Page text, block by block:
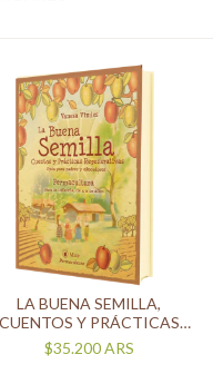
LA BUENA SEMILLA,
CUENTOS Y PRÁCTICAS
SUSTENTABLES.
$35.200ARS